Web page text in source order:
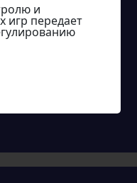
и
игр передает